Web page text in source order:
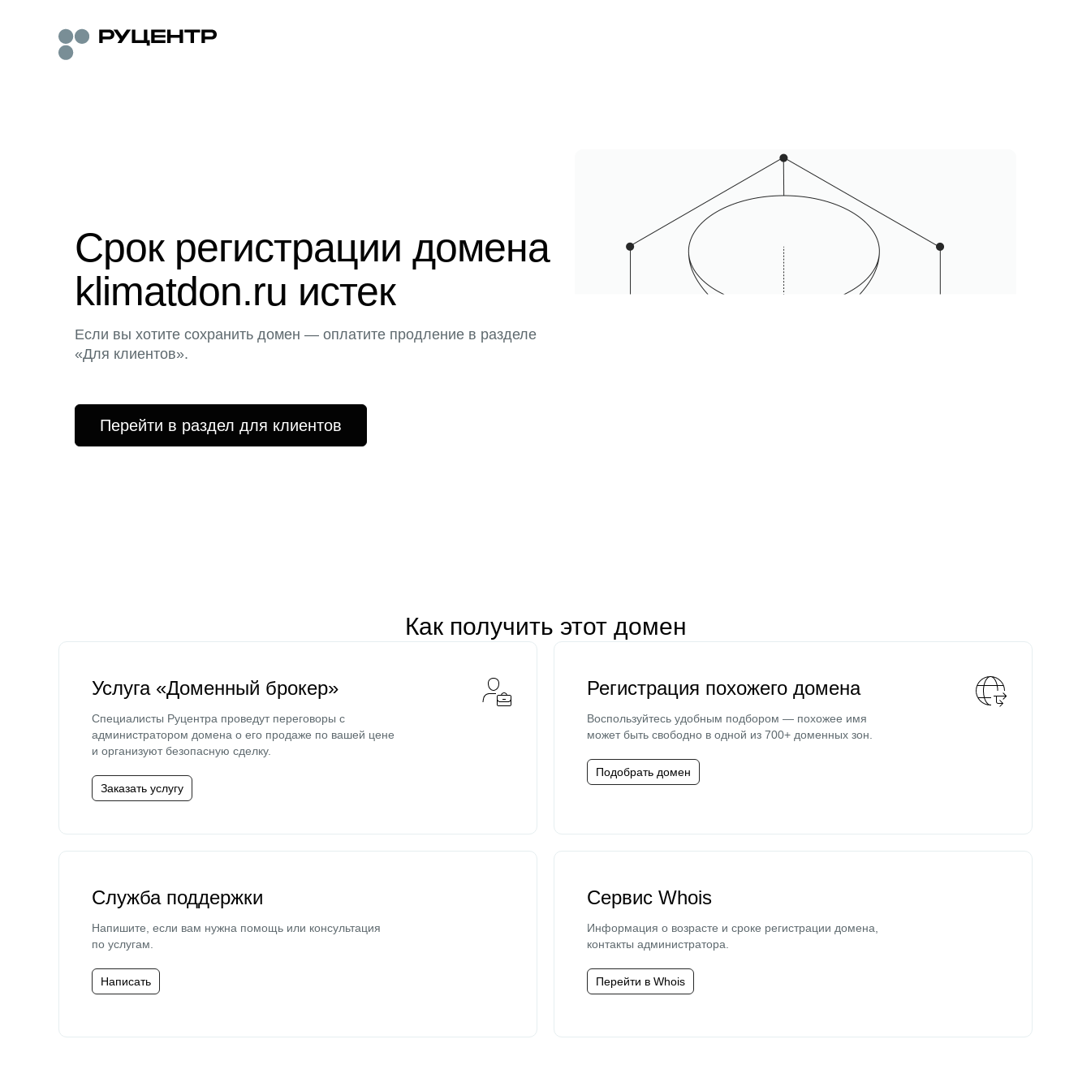
Срок регистрации домена
klimatdon.ru истек
Если вы хотите сохранить домен — оплатите продление в разделе
«Для клиентов».
Перейти в раздел для клиентов
Как получить этот домен
Услуга «Доменный брокер»
Специалисты Руцентра проведут переговоры с
администратором домена о его продаже по вашей цене
и организуют безопасную сделку.
Заказать услугу
Регистрация похожего домена
Воспользуйтесь удобным подбором — похожее имя
может быть свободно в одной из 700+ доменных зон.
Подобрать домен
Служба поддержки
Напишите, если вам нужна помощь или консультация
по услугам.
Написать
Сервис Whois
Информация о возрасте и сроке регистрации домена,
контакты администратора.
Перейти в Whois